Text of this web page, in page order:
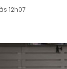
12h07